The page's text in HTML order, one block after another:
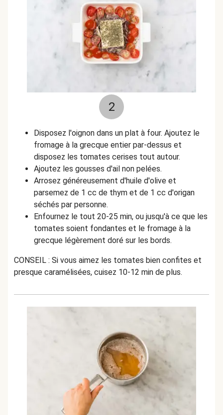
2
Disposez l'oignon dans un plat à four. Ajoutez le
fromage à la grecque entier par-dessus et
disposez les tomates cerises tout autour.
Ajoutez les gousses d'ail non pelées.
Arrosez généreusement d'huile d'olive et
parsemez de 1 cc de thym et de 1 cc d'origan
séchés par personne.
Enfournez le tout 20-25 min, ou jusqu'à ce que les
tomates soient fondantes et le fromage à la
grecque légèrement doré sur les bords.
CONSEIL : Si vous aimez les tomates bien confites et
presque caramélisées, cuisez 10-12 min de plus.